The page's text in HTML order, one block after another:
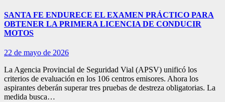
SANTA FE ENDURECE EL EXAMEN PRÁCTICO PARA
OBTENER LA PRIMERA LICENCIA DE CONDUCIR
MOTOS
22 de mayo de 2026
La Agencia Provincial de Seguridad Vial (APSV) unificó los
criterios de evaluación en los 106 centros emisores. Ahora los
aspirantes deberán superar tres pruebas de destreza obligatorias. La
medida busca…